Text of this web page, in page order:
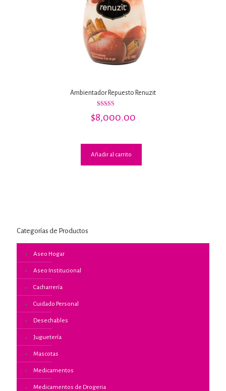
Ambientador Repuesto Renuzit
Valorado con
5.00
$8,000.00
Añadir al carrito
Categorías de Productos
Aseo Hogar
Aseo Institucional
Cacharrería
Cuidado Personal
Desechables
Juguetería
Mascotas
Medicamentos
Medicamentos de Drogeria